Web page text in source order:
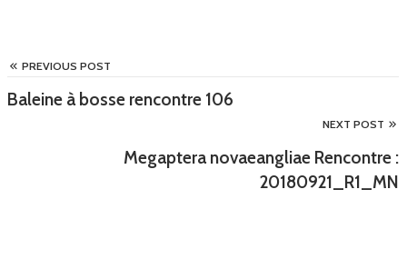
PREVIOUS POST
Baleine à bosse rencontre 106
NEXT POST
Megaptera novaeangliae Rencontre :
20180921_R1_MN